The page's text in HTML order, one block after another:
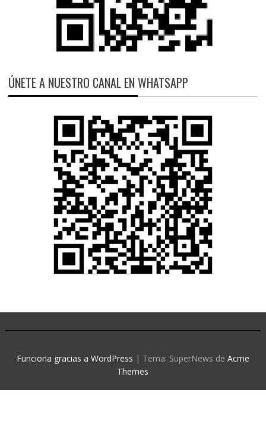
ÚNETE A NUESTRO CANAL EN WHATSAPP
Funciona gracias a WordPress | Tema: SuperNews de Acme
Themes